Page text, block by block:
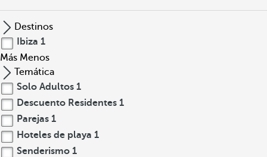
Destinos
Ibiza 1
Más Menos
Temática
Solo Adultos 1
Descuento Residentes 1
Parejas 1
Hoteles de playa 1
Senderismo 1